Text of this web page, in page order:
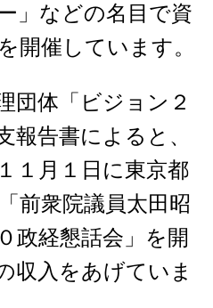
」などの名目で資
開催しています。
団体「ビジョン２
報告書によると、
１月１日に東京都
前衆院議員太田昭
政経懇話会」を開
収入をあげていま